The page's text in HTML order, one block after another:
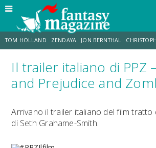
TOM HOLLAND ZENDAYA JON BERNTHAL
STRANIMONDI LUCCA COMICS & GAMES ODISSEA
Il trailer italiano di PPZ
and Prejudice and
Arrivano il trailer italiano del film tratto
di Seth Grahame-Smith.